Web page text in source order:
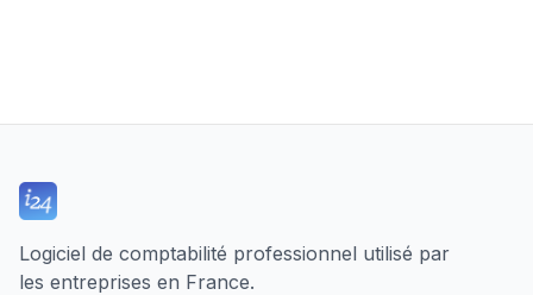
Logiciel de comptabilité professionnel utilisé par
les entreprises en France.